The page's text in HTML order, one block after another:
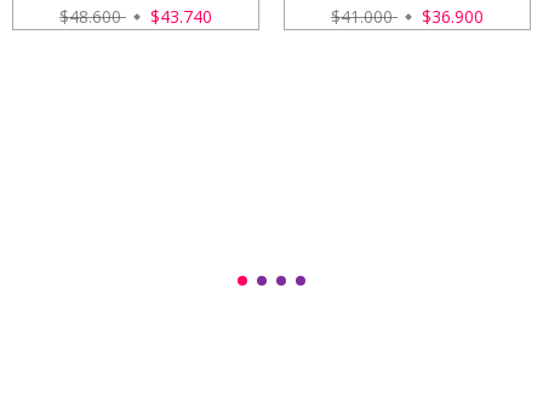
$48.600
$43.740
$41.000
$36.900